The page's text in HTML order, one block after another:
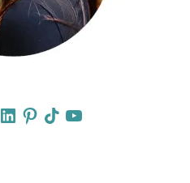
LinkedInPinterestTikTokYouTube